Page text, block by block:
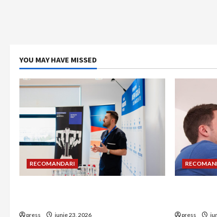
YOU MAY HAVE MISSED
RECOMANDARI
press iunie 23, 2026 press